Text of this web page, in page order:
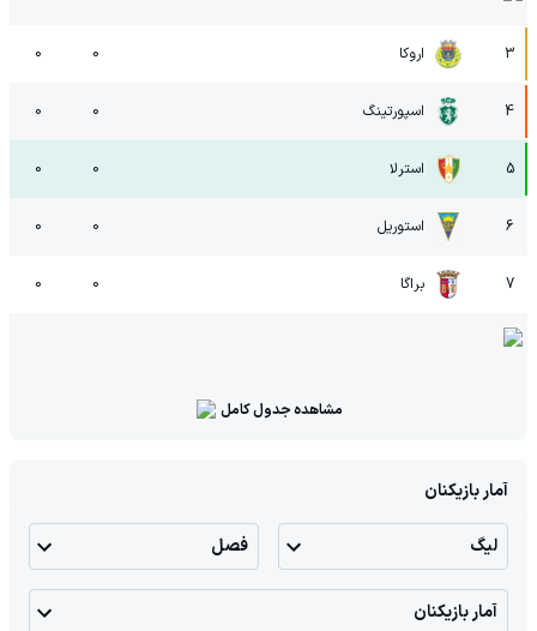
3 اروکا 0
0
4 اسپورتینگ 0
0
5 استرلا 0
0
6 استوریل 0
0
7 براگا 0
0
مشاهده جدول کامل
آمار بازیکنان
لیگ فصل
آمار بازیکنان